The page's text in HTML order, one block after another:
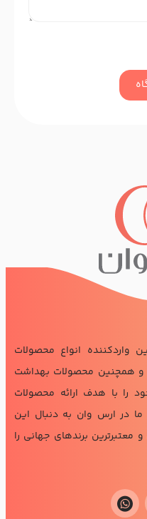
واردکننده انواع محصولات
و همچنین محصولات بهداشت
را با هدف ارائه محصولات
ما در ارس وان به دنبال این
برندهای جهانی را